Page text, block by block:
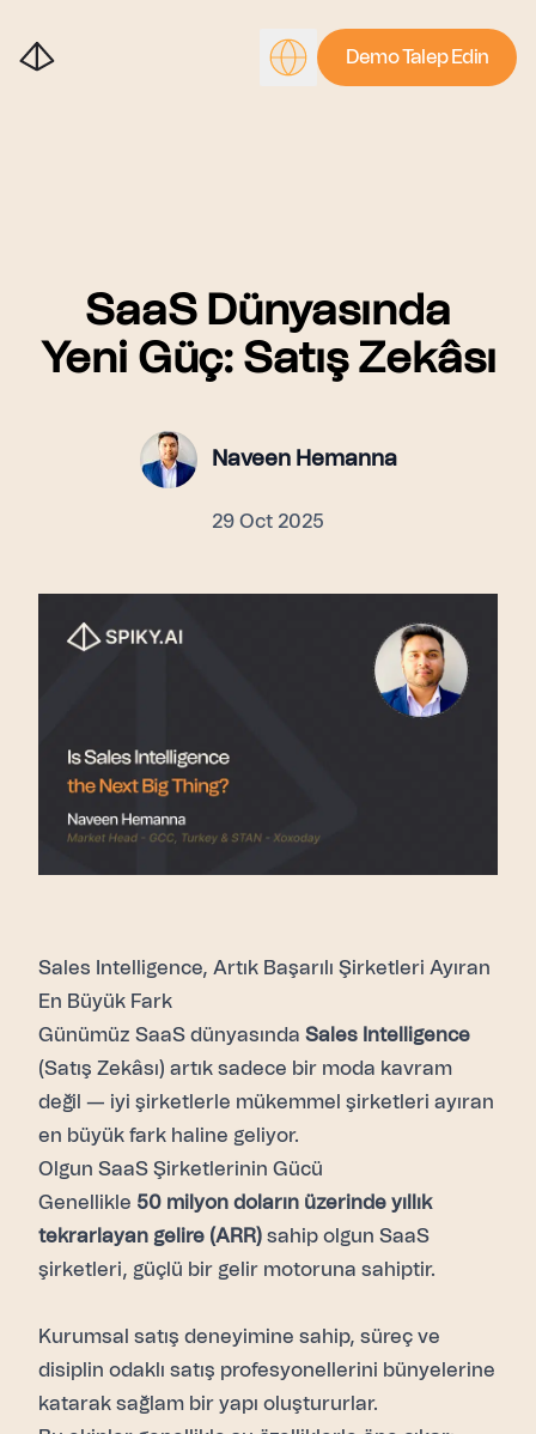
Demo Talep Edin
SaaS Dünyasında
Yeni Güç: Satış Zekâsı
Naveen Hemanna
29 Oct 2025
Sales Intelligence, Artık Başarılı Şirketleri Ayıran
En Büyük Fark
Günümüz SaaS dünyasında Sales Intelligence
(Satış Zekâsı) artık sadece bir moda kavram
değil — iyi şirketlerle mükemmel şirketleri ayıran
en büyük fark haline geliyor.
Olgun SaaS Şirketlerinin Gücü
Genellikle 50 milyon doların üzerinde yıllık
tekrarlayan gelire (ARR) sahip olgun SaaS
şirketleri, güçlü bir gelir motoruna sahiptir.
Kurumsal satış deneyimine sahip, süreç ve
disiplin odaklı satış profesyonellerini bünyelerine
katarak sağlam bir yapı oluştururlar.